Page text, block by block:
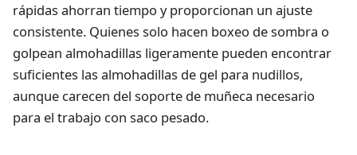
rápidas ahorran tiempo y proporcionan un ajuste
consistente. Quienes solo hacen boxeo de sombra o
golpean almohadillas ligeramente pueden encontrar
suficientes las almohadillas de gel para nudillos,
aunque carecen del soporte de muñeca necesario
para el trabajo con saco pesado.